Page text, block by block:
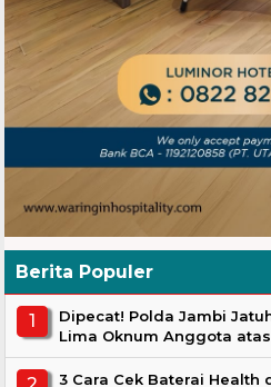
Berita Populer
Dipecat! Polda Jambi
Lima Oknum Anggota
3 Cara Cek Baterai Health